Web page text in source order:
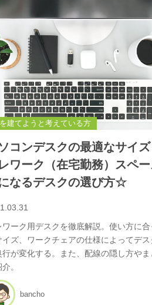
建てようと考えている方
コンデスクの最適なサイズ
ワーク（在宅勤務）スペ
なるデスクの選び方☆
ワーク用デスクを徹底解説。使い方に合
イズ、ワークチェアの仕様によってデ
行が変化する。また、配線の隠し方やま
。
bancho